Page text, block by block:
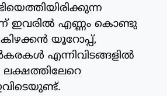
ഇവരില്‍ എണ്ണം കൊണ്ടു
യൂറോപ്പ്,
എന്നിവിടങ്ങളില്‍
ലക്ഷത്തിലേറെ